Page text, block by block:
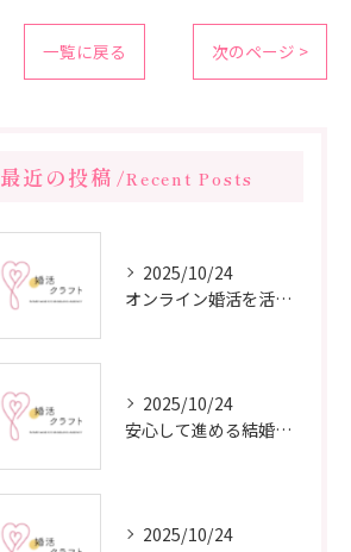
一覧に戻る 次のページ >
最近の投稿 Recent Posts
2025/10/24
オンライン婚活を活用した短期間成婚の秘訣
2025/10/24
安心して進める結婚相談所の利用法
2025/10/24